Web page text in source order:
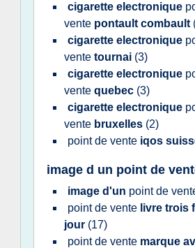
cigarette electronique
vente pontault combault
cigarette electronique
vente tournai (3)
cigarette electronique
vente quebec (3)
cigarette electronique
vente bruxelles (2)
pointde vente iqos
image d un point de
image d'un pointde
pointde vente livre trois
jour (17)
pointde vente marque